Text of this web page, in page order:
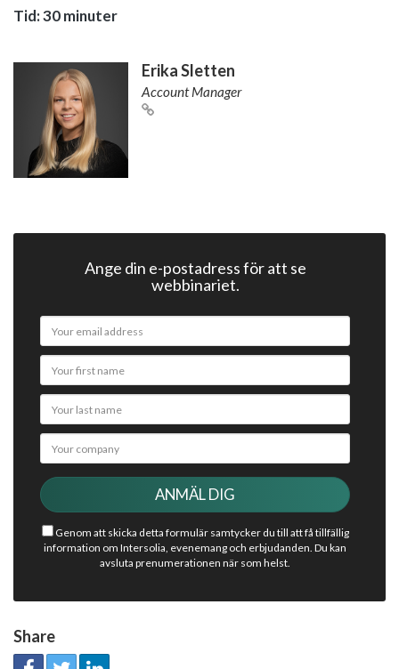
Tid: 30 minuter
Erika Sletten
Account Manager
Ange din e-postadress för att se
webbinariet.
Genom att skicka detta formulär samtycker du till att få tillfällig
information om Intersolia, evenemang och erbjudanden. Du kan
avsluta prenumerationen när som helst.
Share